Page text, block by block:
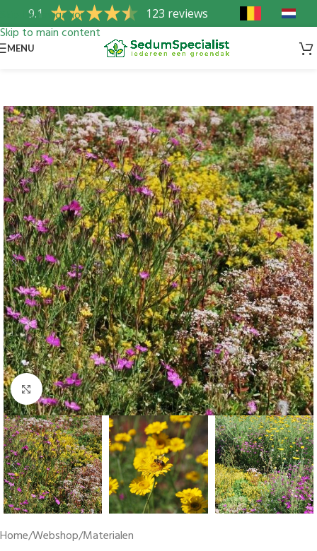
Skip to navigation
Skip to main content
9.1 123 reviews
MENU
Vergroten
Home/Webshop/Materialen